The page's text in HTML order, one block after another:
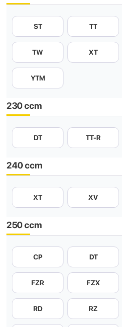
ST TT
TW XT
YTM
230 ccm
DT TT-R
240 ccm
XT XV
250 ccm
CP DT
FZR FZX
RD RZ